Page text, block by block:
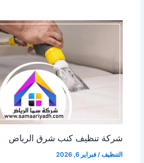
شركة تنظيف كنب شرق الرياض
التنظيف /فبراير 6, 2026